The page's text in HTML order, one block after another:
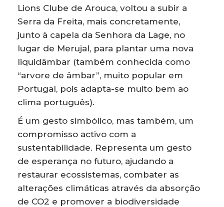
Lions Clube de Arouca, voltou a subir a
Serra da Freita, mais concretamente,
junto à capela da Senhora da Lage, no
lugar de Merujal, para plantar uma nova
liquidâmbar (também conhecida como
“arvore de âmbar”, muito popular em
Portugal, pois adapta-se muito bem ao
clima português).
É um gesto simbólico, mas também, um
compromisso activo com a
sustentabilidade. Representa um gesto
de esperança no futuro, ajudando a
restaurar ecossistemas, combater as
alterações climáticas através da absorção
de CO2 e promover a biodiversidade